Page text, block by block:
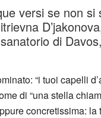
versi se non si
di
“i tuoi capelli
di “una stella
concretissima: